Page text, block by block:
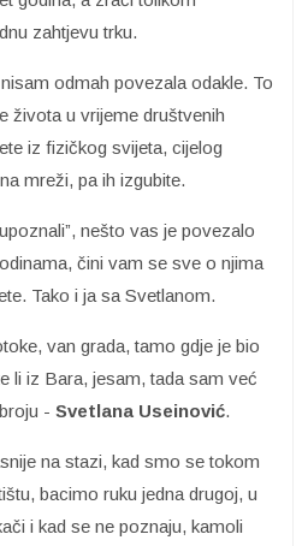
zahtjevu trku.
odmah povezala odakle. To
života u vrijeme društvenih
iz fizičkog svijeta, cijelog
mreži, pa ih izgubite.
nešto vas je povezalo
čini vam se sve o njima
Tako i ja sa Svetlanom.
van grada, tamo gdje je bio
li iz Bara, jesam, tada sam već
- Svetlana Useinović.
na stazi, kad smo se tokom
bacimo ruku jedna drugoj, u
i kad se ne poznaju, kamoli